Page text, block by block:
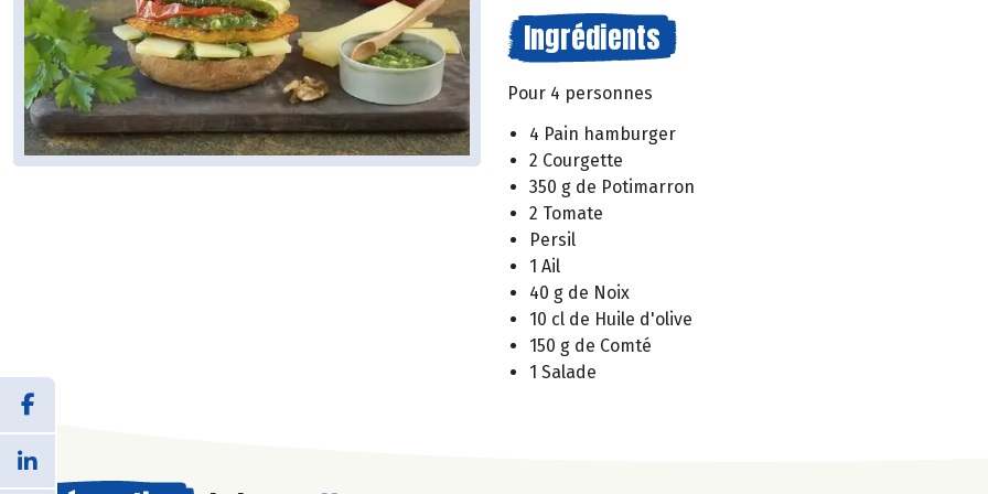
Ingrédients
Pour 4 personnes
4 Pain hamburger
2 Courgette
350 g de Potimarron
2 Tomate
Persil
1 Ail
40 g de Noix
10 cl de Huile d'olive
150 g de Comté
1 Salade